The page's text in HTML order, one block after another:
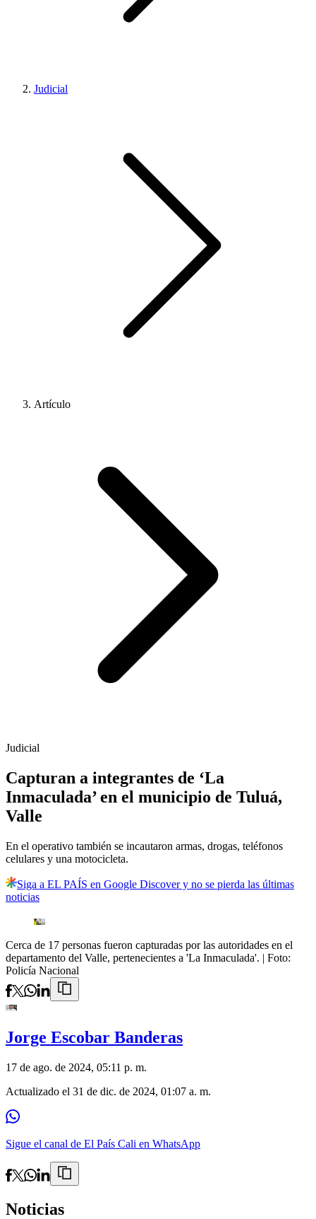
Judicial
Artículo
Judicial
Capturan a integrantes de ‘La
Inmaculada’ en el municipio de Tuluá,
Valle
En el operativo también se incautaron armas, drogas, teléfonos
celulares y una motocicleta.
Siga a EL PAÍS en Google Discover y no se pierda las últimas
noticias
Cerca de 17 personas fueron capturadas por las autoridades en el
departamento del Valle, pertenecientes a 'La Inmaculada'. | Foto:
Policía Nacional
Jorge Escobar Banderas
17 de ago. de 2024, 05:11 p. m.
Actualizado el 31 de dic. de 2024, 01:07 a. m.
Sigue el canal de El País Cali en WhatsApp
Noticias